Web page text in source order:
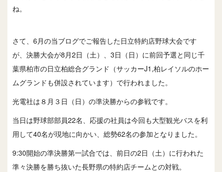
ね。
さて、6月の当ブログでご報告した日立特約店野球大会です
が、決勝大会が8月2日（土）、3日（日）に前回予選と同じ千
葉県柏市の日立柏総合グランド（サッカーJ1,柏レイソルのホー
ムグランドも併設されています）で行われました。
光電社は８月３日（日）の準決勝からの参戦です。
当日は野球部部員22名、応援の社員は今回も大型観光バスを利
用して40名が現地に向かい、総勢62名の参加となりました。
9:30開始の準決勝第一試合では、前日の2日（土）に行われた
準々決勝を勝ち抜いた長野県の特約店チームとの対戦。